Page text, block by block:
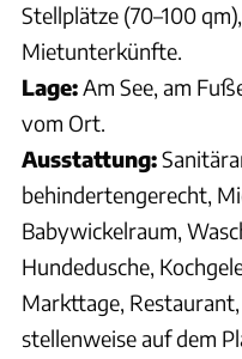
Stellplätze (70–100
Mietunterkünfte.
Lage:Am See, am
vom Ort.
Ausstattung:
behindertengerecht,
Babywickelraum,
Hundedusche,
Markttage,
stellenweise auf dem